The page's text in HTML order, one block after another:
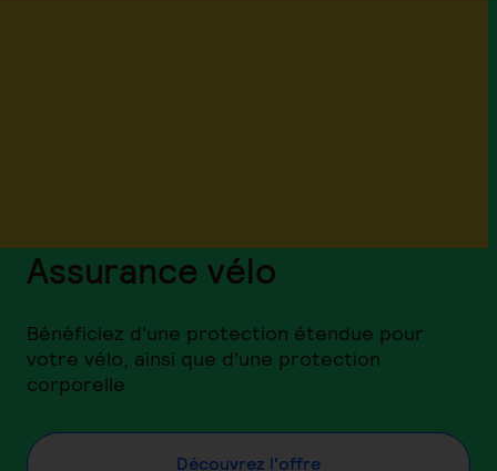
Assurance vélo
Bénéficiez d'une protection étendue pour
votre vélo, ainsi que d'une protection
corporelle
Découvrez l'offre